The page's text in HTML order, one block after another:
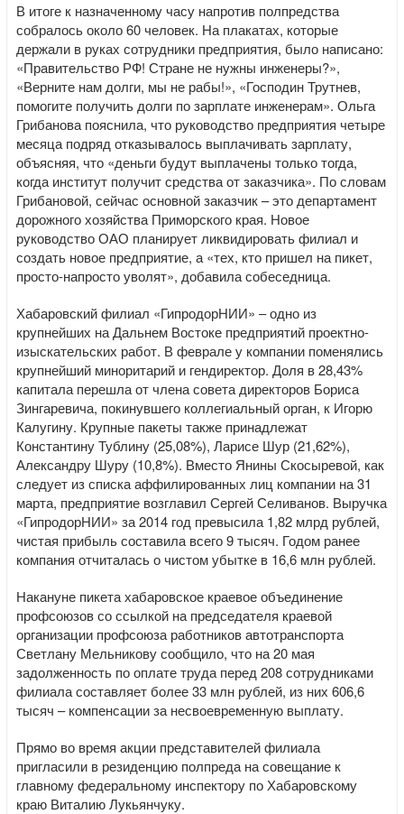
В итоге к назначенному часу напротив полпредства
собралось около 60 человек. На плакатах, которые
держали в руках сотрудники предприятия, было написано:
«Правительство РФ! Стране не нужны инженеры?»,
«Верните нам долги, мы не рабы!», «Господин Трутнев,
помогите получить долги по зарплате инженерам». Ольга
Грибанова пояснила, что руководство предприятия четыре
месяца подряд отказывалось выплачивать зарплату,
объясняя, что «деньги будут выплачены только тогда,
когда институт получит средства от заказчика». По словам
Грибановой, сейчас основной заказчик – это департамент
дорожного хозяйства Приморского края. Новое
руководство ОАО планирует ликвидировать филиал и
создать новое предприятие, а «тех, кто пришел на пикет,
просто-напросто уволят», добавила собеседница.
Хабаровский филиал «ГипродорНИИ» – одно из
крупнейших на Дальнем Востоке предприятий проектно-
изыскательских работ. В феврале у компании поменялись
крупнейший миноритарий и гендиректор. Доля в 28,43%
капитала перешла от члена совета директоров Бориса
Зингаревича, покинувшего коллегиальный орган, к Игорю
Калугину. Крупные пакеты также принадлежат
Константину Тублину (25,08%), Ларисе Шур (21,62%),
Александру Шуру (10,8%). Вместо Янины Скосыревой, как
следует из списка аффилированных лиц компании на 31
марта, предприятие возглавил Сергей Селиванов. Выручка
«ГипродорНИИ» за 2014 год превысила 1,82 млрд рублей,
чистая прибыль составила всего 9 тысяч. Годом ранее
компания отчиталась о чистом убытке в 16,6 млн рублей.
Накануне пикета хабаровское краевое объединение
профсоюзов со ссылкой на председателя краевой
организации профсоюза работников автотранспорта
Светлану Мельникову сообщило, что на 20 мая
задолженность по оплате труда перед 208 сотрудниками
филиала составляет более 33 млн рублей, из них 606,6
тысяч – компенсации за несвоевременную выплату.
Прямо во время акции представителей филиала
пригласили в резиденцию полпреда на совещание к
главному федеральному инспектору по Хабаровскому
краю Виталию Лукьянчуку.